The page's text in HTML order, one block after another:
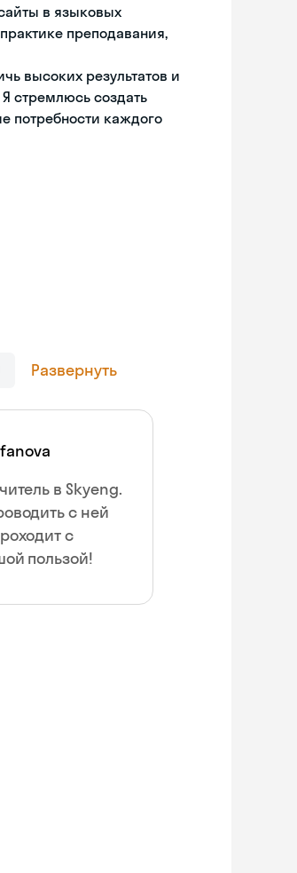
в языковых
преподавания,
высоких результатов и
стремлюсь создать
потребности каждого
Развернуть
в Skyeng.
с ней
с
пользой!